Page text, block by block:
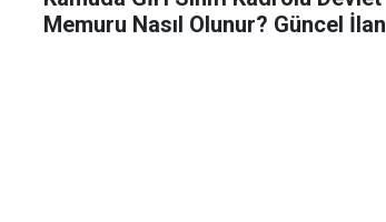
Memuru Nasıl Olunur? Güncel İlan